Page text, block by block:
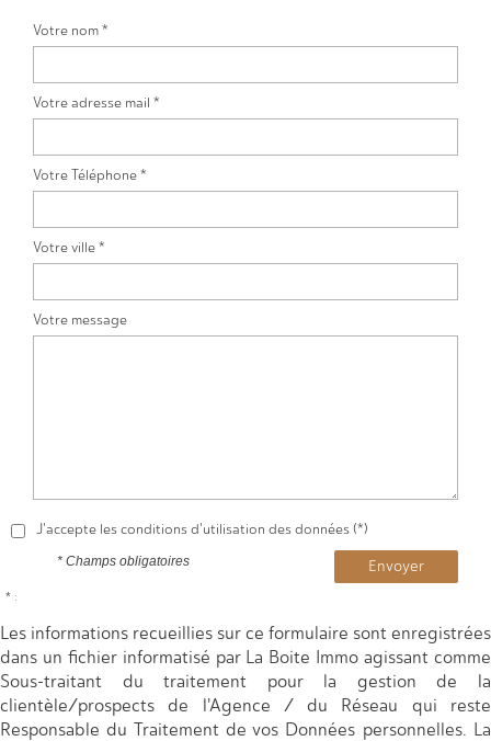
Votre nom *
Votre adresse mail *
Votre Téléphone *
Votre ville *
Votre message
J'accepte les conditions d'utilisation des données (*)
Envoyer
* Champs obligatoires
* :
Les informations recueillies sur ce formulaire sont enregistrées
dans un fichier informatisé par La Boite Immo agissant comme
Sous-traitant du traitement pour la gestion de la
clientèle/prospects de l'Agence / du Réseau qui reste
Responsable du Traitement de vos Données personnelles. La